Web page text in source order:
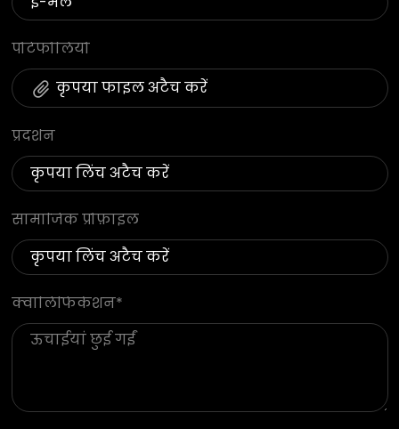
पोर्टफोलियो
कृपया फाइल अटैच करें
प्रदर्शन
सामाजिक प्रोफ़ाइल
क्वालिफिकेशन*